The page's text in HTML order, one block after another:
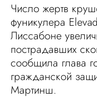
Число жертв
фуникулера
Лиссабоне
пострадавших
сообщила глава
гражданской
Мартинш.